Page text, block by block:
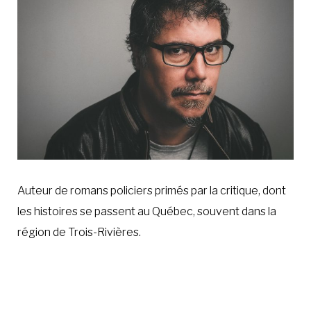
À LA POINTE DE LA PROFESSION
DEVENIR MEMBRE
Auteur de romans policiers primés par la critique, dont
les histoires se passent au Québec, souvent dans la
région de Trois-Rivières.